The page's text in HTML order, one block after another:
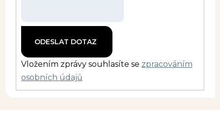
Vložením zprávy souhlasíte se zpracováním
osobních údajů